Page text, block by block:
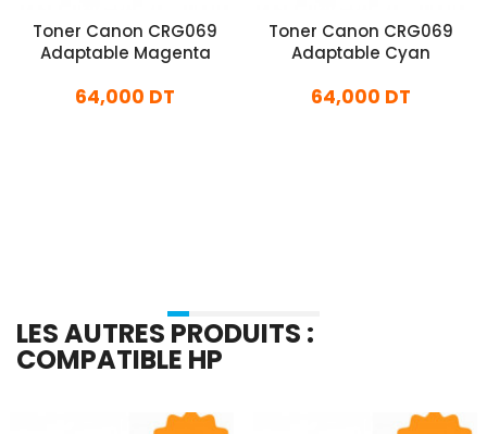
Toner Canon CRG069
Adaptable Magenta
64,000 DT
Toner Canon CRG069
Adaptable Cyan
64,000 DT
LES AUTRES PRODUITS :
COMPATIBLE HP